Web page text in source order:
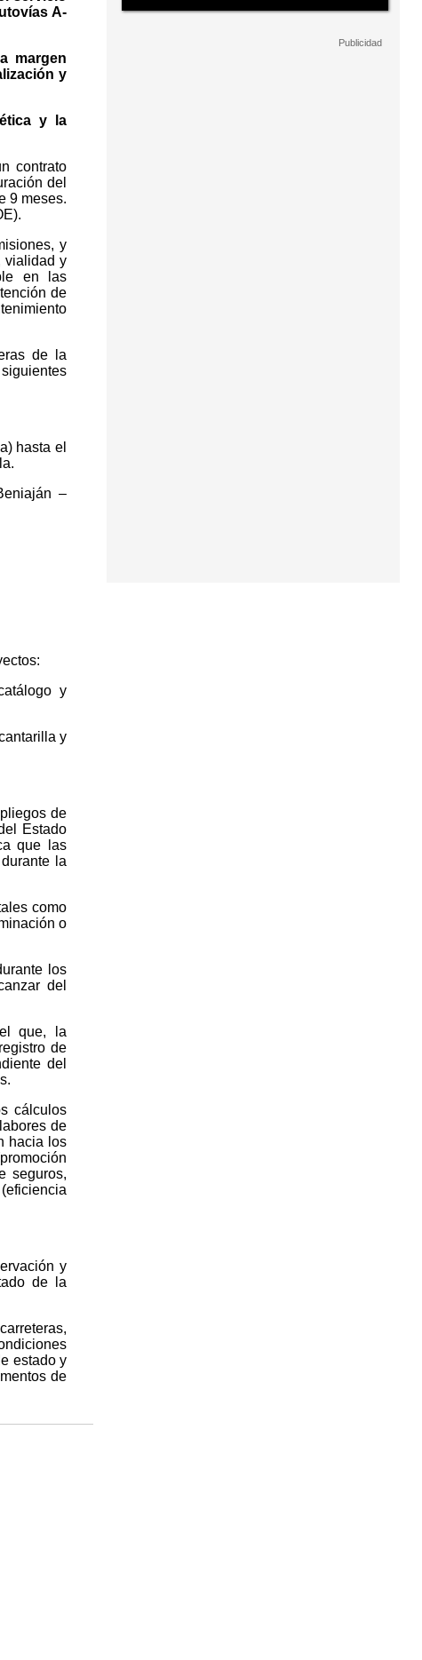
A-
margen
y
y la
contrato
del
9 meses.
y
vialidad y
en las
de
de la
hasta el
–
y
y
de
Estado
que las
la
como
o
los
del
que, la
de
del
cálculos
de
hacia los
seguros,
y
de la
estado y
de